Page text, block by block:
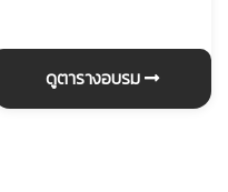
ดูตารางอบรม